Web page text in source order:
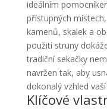
ideálním
přístupných
kamenů, skalek a
použití struny
tradiční sekačky
navržen tak, aby
dokonalý vzhled
Klíčové